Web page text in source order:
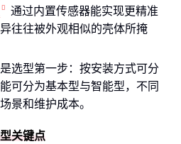
通过内置传感器能实现更精准
往往被外观相似的壳体所掩
选型第一步：按安装方式可分
可分为基本型与智能型，不同
景和维护成本。
关键点